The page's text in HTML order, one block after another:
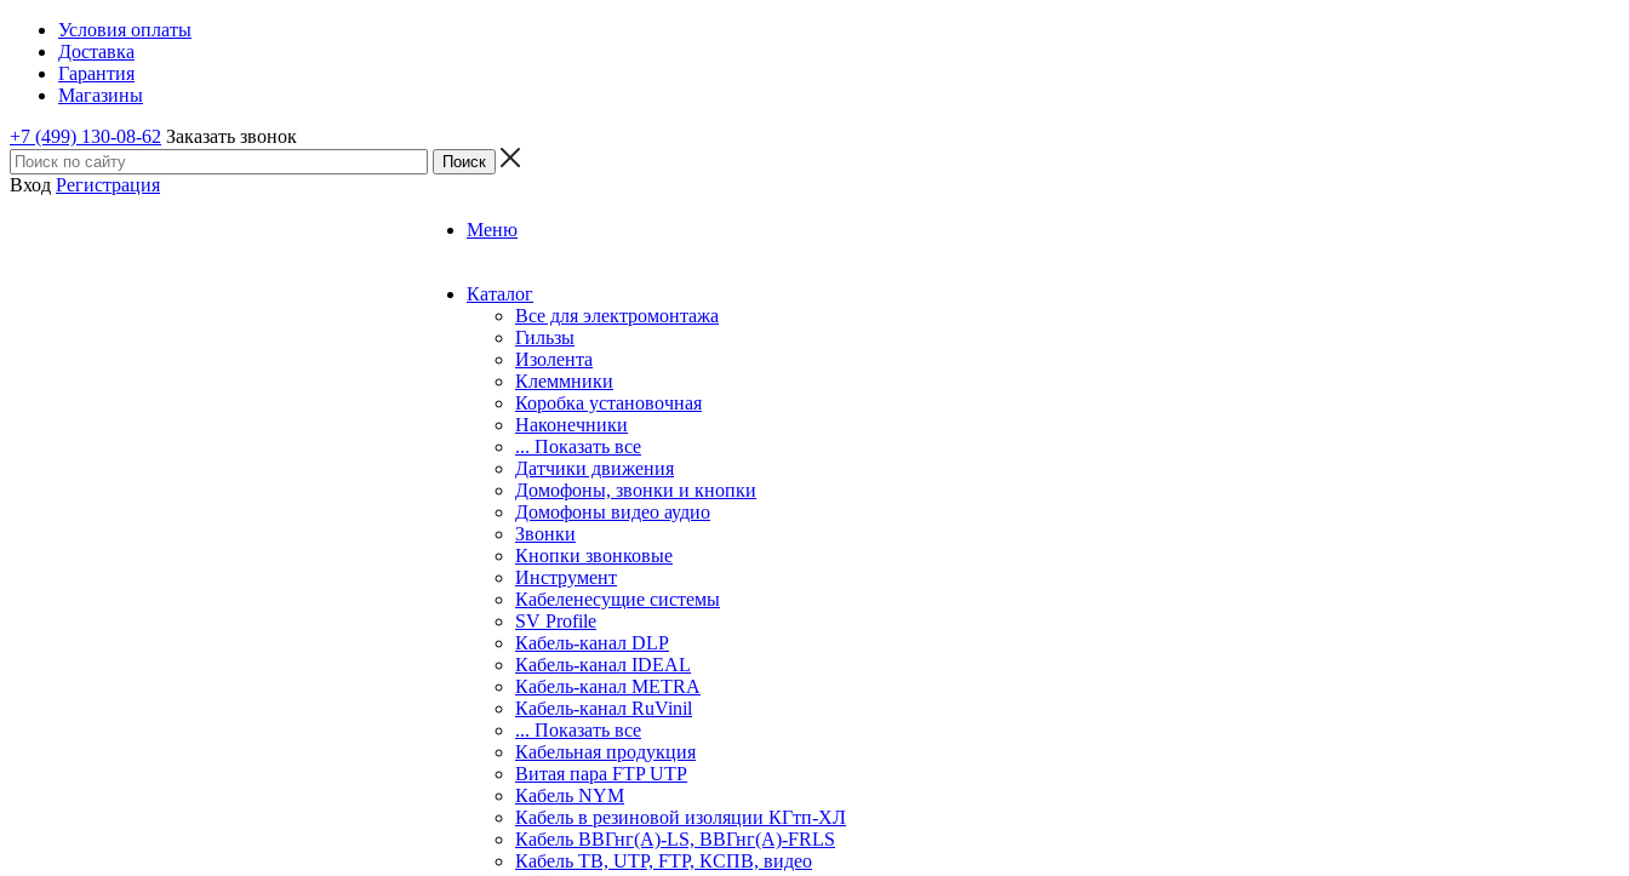
Условия оплаты
Доставка
Гарантия
Магазины
+7 (499) 130-08-62 Заказать звонок
Вход Регистрация
Меню
Каталог
Все для электромонтажа
Гильзы
Изолента
Клеммники
Коробка установочная
Наконечники
... Показать все
Датчики движения
Домофоны, звонки и кнопки
Домофоны видео аудио
Звонки
Кнопки звонковые
Инструмент
Кабеленесущие системы
SV Profile
Кабель-канал DLP
Кабель-канал IDEAL
Кабель-канал METRA
Кабель-канал RuVinil
... Показать все
Кабельная продукция
Витая пара FTP UTP
Кабель NYM
Кабель в резиновой изоляции КГтп-ХЛ
Кабель ВВГнг(А)-LS, ВВГнг(А)-FRLS
Кабель ТВ, UTP, FTP, КСПВ, видео